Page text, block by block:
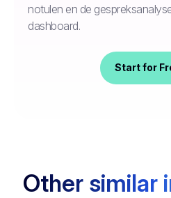
notulen en de
dashboard.
Start for
Other similar